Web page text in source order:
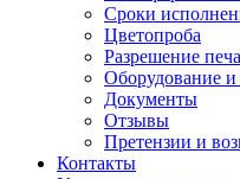
Сроки
Цветопроба
Разрешение
Оборудование и
Документы
Отзывы
Претензии и
Контакты